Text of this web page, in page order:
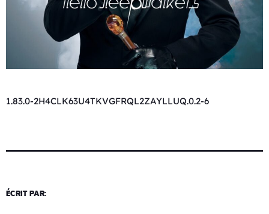
1.83.0-2H4CLK63U4TKVGFRQL2ZAYLLUQ.0.2-6
ÉCRIT PAR: